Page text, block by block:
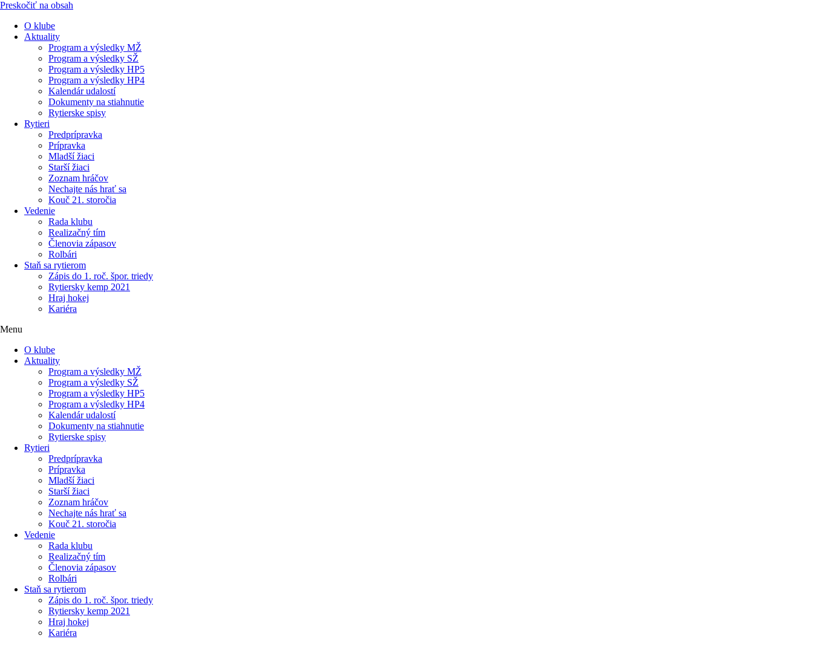
Preskočiť na obsah
O klube
Aktuality
Program a výsledky MŽ
Program a výsledky SŽ
Program a výsledky HP5
Program a výsledky HP4
Kalendár udalostí
Dokumenty na stiahnutie
Rytierske spisy
Rytieri
Predprípravka
Prípravka
Mladší žiaci
Starší žiaci
Zoznam hráčov
Nechajte nás hrať sa
Kouč 21. storočia
Vedenie
Rada klubu
Realizačný tím
Členovia zápasov
Rolbári
Staň sa rytierom
Zápis do 1. roč. špor. triedy
Rytiersky kemp 2021
Hraj hokej
Kariéra
Menu
O klube
Aktuality
Program a výsledky MŽ
Program a výsledky SŽ
Program a výsledky HP5
Program a výsledky HP4
Kalendár udalostí
Dokumenty na stiahnutie
Rytierske spisy
Rytieri
Predprípravka
Prípravka
Mladší žiaci
Starší žiaci
Zoznam hráčov
Nechajte nás hrať sa
Kouč 21. storočia
Vedenie
Rada klubu
Realizačný tím
Členovia zápasov
Rolbári
Staň sa rytierom
Zápis do 1. roč. špor. triedy
Rytiersky kemp 2021
Hraj hokej
Kariéra